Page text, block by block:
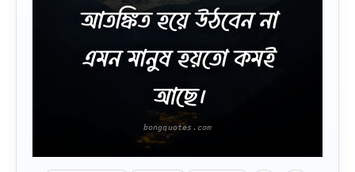
আতঙ্কিত হয়ে উঠবেন না
এমন মানুষ হয়তো কমই
আছে।